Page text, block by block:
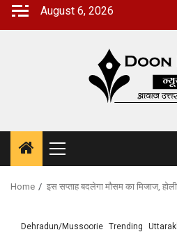
Skip
August 6, 2026
Primary
Menu
Home इस सप्ताह बदलेगा मौसम का मिजाज,
Dehradun/Mussoorie Trending